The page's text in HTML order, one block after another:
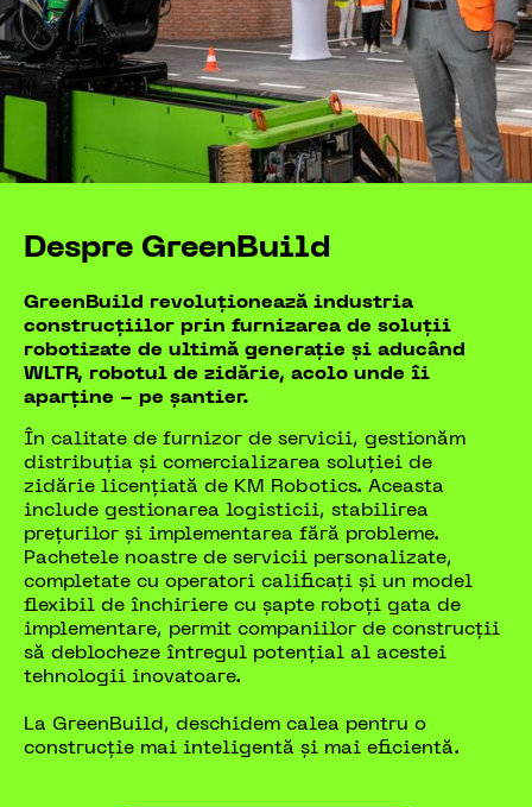
Despre GreenBuild
GreenBuild revoluționează industria
construcțiilor prin furnizarea de soluții
robotizate de ultimă generație și aducând
WLTR, robotul de zidărie, acolo unde îi
aparține - pe șantier.
În calitate de furnizor de servicii, gestionăm
distribuția și comercializarea soluției de
zidărie licențiată de KM Robotics. Aceasta
include gestionarea logisticii, stabilirea
prețurilor și implementarea fără probleme.
Pachetele noastre de servicii personalizate,
completate cu operatori calificați și un model
flexibil de închiriere cu șapte roboți gata de
implementare, permit companiilor de construcții
să deblocheze întregul potențial al acestei
tehnologii inovatoare.
La GreenBuild, deschidem calea pentru o
construcție mai inteligentă și mai eficientă.